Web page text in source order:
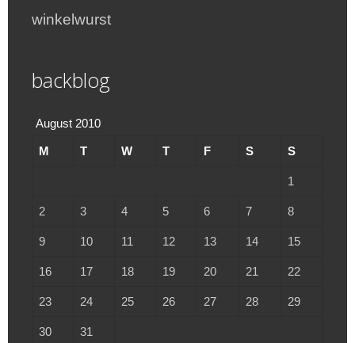
winkelwurst
backblog
August 2010
M T W T F S S
1
2 3 4 5 6 7 8
9 10 11 12 13 14 15
16 17 18 19 20 21 22
23 24 25 26 27 28 29
30 31